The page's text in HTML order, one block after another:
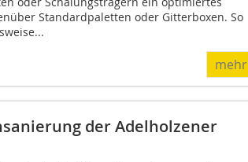
Standardpaletten oder Gitterboxen. So
mehr
der Adelholzener